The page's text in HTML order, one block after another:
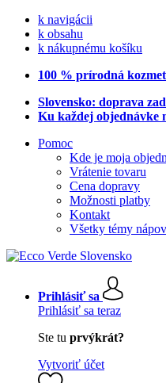
k navigácii
k obsahu
k nákupnému košíku
100 % prírodná
Slovensko: doprava
Ku každej objednávke
Pomoc
Kde je moja
Vrátenie tovaru
Cena dopravy
Možnosti platby
Kontakt
Všetky témy
Prihlásiť sa
Prihlásiť sa teraz
Ste tu prvýkrát?
Vytvoriť účet